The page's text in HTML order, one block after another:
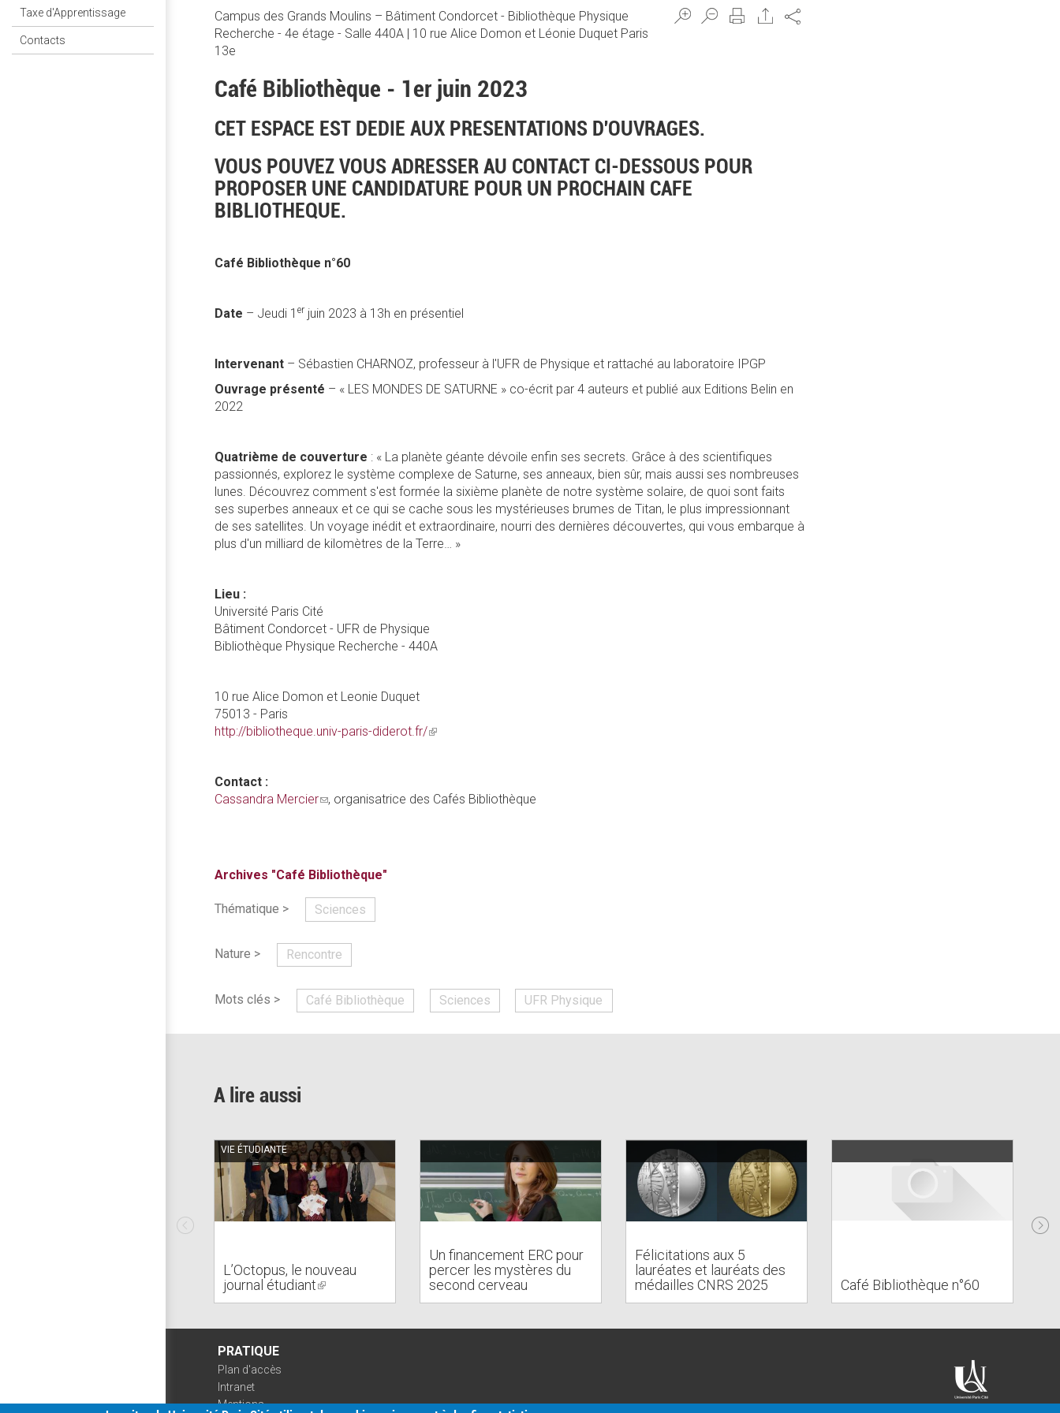
Taxe d'Apprentissage
Contacts
Share
Campus des Grands Moulins – Bâtiment Condorcet - Bibliothèque Physique
Recherche - 4e étage - Salle 440A | 10 rue Alice Domon et Léonie Duquet Paris
13e
Café Bibliothèque - 1er juin 2023
CET ESPACE EST DEDIE AUX PRESENTATIONS D'OUVRAGES.
VOUS POUVEZ VOUS ADRESSER AU CONTACT CI-DESSOUS POUR
PROPOSER UNE CANDIDATURE POUR UN PROCHAIN CAFE
BIBLIOTHEQUE.
Café Bibliothèque n°60
Date – Jeudi 1er juin 2023 à 13h en présentiel
Intervenant – Sébastien CHARNOZ, professeur à l'UFR de Physique et rattaché au laboratoire IPGP
Ouvrage présenté – « LES MONDES DE SATURNE » co-écrit par 4 auteurs et publié aux Editions Belin en
2022
Quatrième de couverture : « La planète géante dévoile enfin ses secrets. Grâce à des scientifiques
passionnés, explorez le système complexe de Saturne, ses anneaux, bien sûr, mais aussi ses nombreuses
lunes. Découvrez comment s'est formée la sixième planète de notre système solaire, de quoi sont faits
ses superbes anneaux et ce qui se cache sous les mystérieuses brumes de Titan, le plus impressionnant
de ses satellites. Un voyage inédit et extraordinaire, nourri des dernières découvertes, qui vous embarque à
plus d'un milliard de kilomètres de la Terre… »
Lieu :
Université Paris Cité
Bâtiment Condorcet - UFR de Physique
Bibliothèque Physique Recherche - 440A
10 rue Alice Domon et Leonie Duquet
75013 - Paris
http://bibliotheque.univ-paris-diderot.fr/(link
Contact :
Cassandra Mercier(link, organisatrice des Cafés Bibliothèque
Archives "Café Bibliothèque"
Thématique > Sciences
Nature > Rencontre
Mots clés > Café Bibliothèque Sciences UFR Physique
A lire aussi
VIE ÉTUDIANTE
L’Octopus, le nouveau
journal étudiant(link
is
Un financement ERC pour
percer les mystères du
second cerveau
Félicitations aux 5
lauréates et lauréats des
médailles CNRS 2025
Café Bibliothèque n°60
PRATIQUE
Plan d'accès
Intranet
Mentions